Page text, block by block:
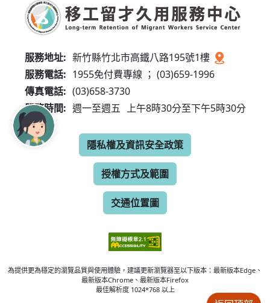
服務地址: 新竹縣竹北市高鐵八路195號1樓
服務電話: 1955免付費專線 ； (03)659-1996
傳真電話: (03)658-3730
服務時間: 週一至週五 上午8時30分至下午5時30分
隱私權及資訊安全政策
授權方式及範圍
交通位置圖
為提供更為穩定的瀏覽品質與使用體驗，建議更新瀏覽器至以下版本：最新版本Edge、
最新版本Chrome、最新版本Firefox
最佳解析度 1024*768 以上